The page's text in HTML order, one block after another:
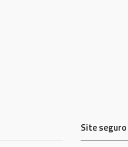
Site seguro